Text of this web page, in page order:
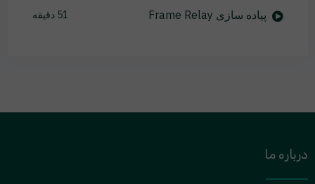
پیاده سازی Frame Relay 51 دقیقه
درباره ما